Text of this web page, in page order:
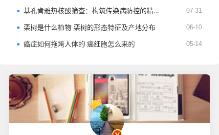
基孔肯雅热核酸筛查：构筑传染病防控的精准防线​ 07-31
栾树是什么植物 栾树的形态特征及产地分布 06-10
癌症如何拖垮人体的 癌细胞怎么来的 05-14